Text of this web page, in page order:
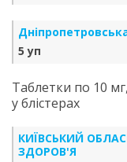
5 уп
Таблетки по 10
у блістерах
КИЇВСЬКИЙ
ЗДОРОВ'Я